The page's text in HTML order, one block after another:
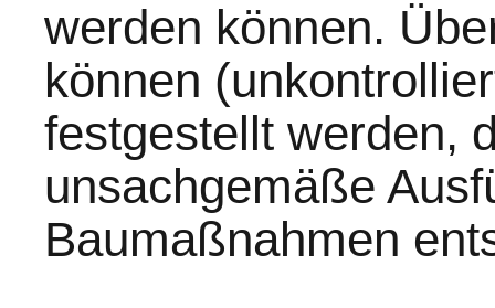
werden können.
können
festgestellt werden,
unsachgemäße
Baumaßnahmen